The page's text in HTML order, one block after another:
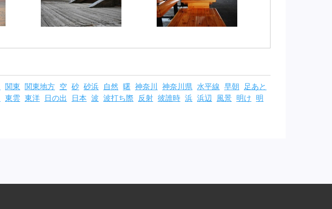
関東 関東地方 空 砂 砂浜 自然 曙 神奈川 神奈川県 水平線 早朝
足あと
東雲 東洋 日の出 日本 波 波打ち際 反射 彼誰時 浜 浜辺 風景 明け
明